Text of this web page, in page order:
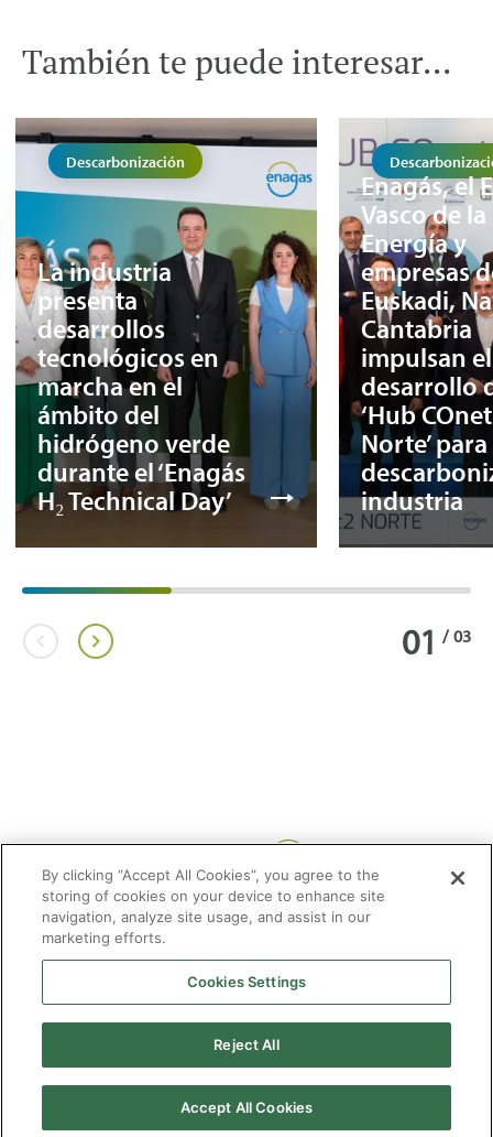
También te puede interesar...
Descarbonización
La industria
presenta
desarrollos
tecnológicos en
marcha en el
ámbito del
hidrógeno verde
durante el ‘Enagás
H₂ Technical Day’
Enagás, el
Vasco de la
Energía y
empresas
Euskadi,
Cantabria
impulsan el
desarrollo
‘Hub
Norte’ para
industria
01 / 03
By clicking “Accept All Cookies”, you agree to the
storing of cookies on your device to enhance site
navigation, analyze site usage, and assist in our
marketing efforts.
Cookies Settings
Reject All
Accept All Cookies